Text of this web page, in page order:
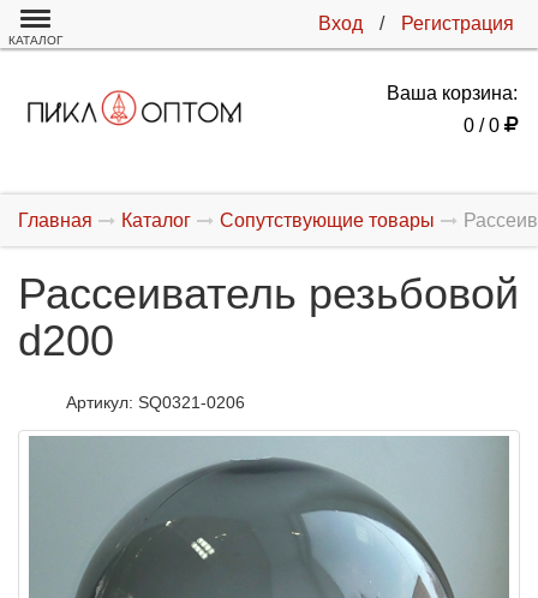
Вход / Регистрация
КАТАЛОГ
Ваша корзина:
0 / 0
Главная Каталог Cопутствующие товары
Рассеиватель резьбовой
d200
Артикул: SQ0321-0206